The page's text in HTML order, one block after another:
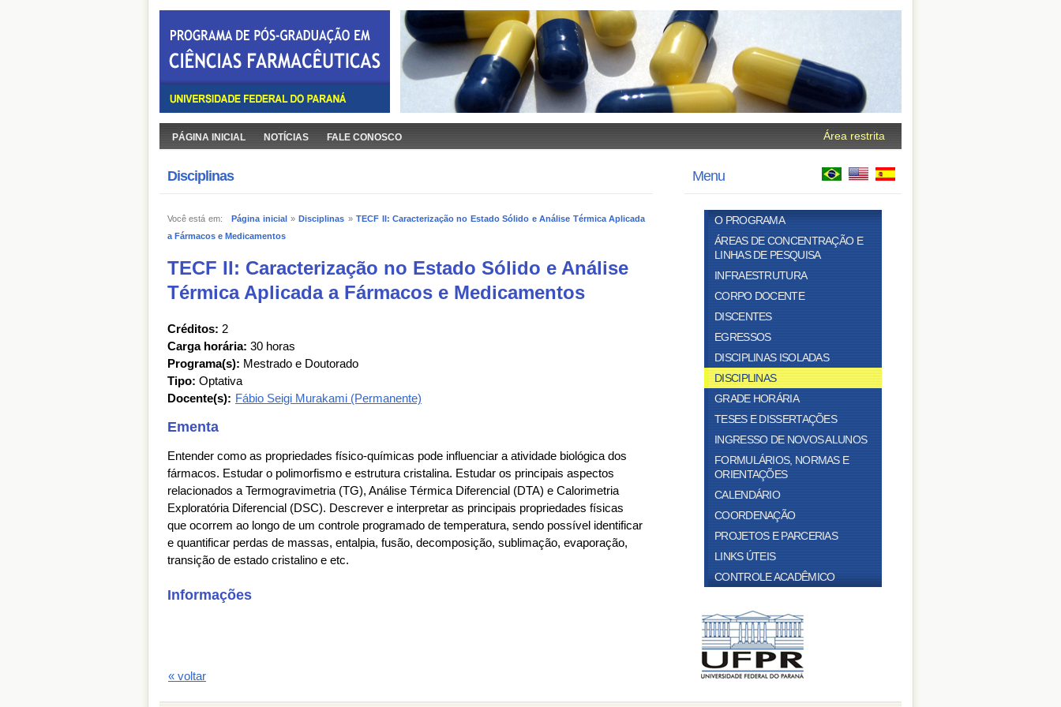
PÁGINA INICIAL NOTÍCIAS FALE CONOSCO Área restrita
Disciplinas
Você está em: Página inicial » Disciplinas » TECF II: Caracterização no Estado Sólido e Análise Térmica Aplicada
a Fármacos e Medicamentos
TECF II: Caracterização no Estado Sólido e Análise
Térmica Aplicada a Fármacos e Medicamentos
Créditos: 2
Carga horária: 30 horas
Programa(s): Mestrado e Doutorado
Tipo: Optativa
Docente(s): Fábio Seigi Murakami (Permanente)
Ementa
Entender como as propriedades físico-químicas pode influenciar a atividade biológica dos
fármacos. Estudar o polimorfismo e estrutura cristalina. Estudar os principais aspectos
relacionados a Termogravimetria (TG), Análise Térmica Diferencial (DTA) e Calorimetria
Exploratória Diferencial (DSC). Descrever e interpretar as principais propriedades físicas
que ocorrem ao longo de um controle programado de temperatura, sendo possível identificar
e quantificar perdas de massas, entalpia, fusão, decomposição, sublimação, evaporação,
transição de estado cristalino e etc.
Informações
« voltar
Menu
O PROGRAMA
ÁREAS DE CONCENTRAÇÃO E
LINHAS DE PESQUISA
INFRAESTRUTURA
CORPO DOCENTE
DISCENTES
EGRESSOS
DISCIPLINAS ISOLADAS
DISCIPLINAS
GRADE HORÁRIA
TESES E DISSERTAÇÕES
INGRESSO DE NOVOS ALUNOS
FORMULÁRIOS, NORMAS E
ORIENTAÇÕES
CALENDÁRIO
COORDENAÇÃO
PROJETOS E PARCERIAS
LINKS ÚTEIS
CONTROLE ACADÊMICO